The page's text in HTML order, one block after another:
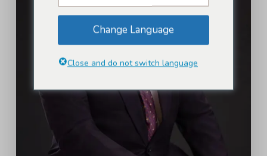
Change Language
Close and do not switch language